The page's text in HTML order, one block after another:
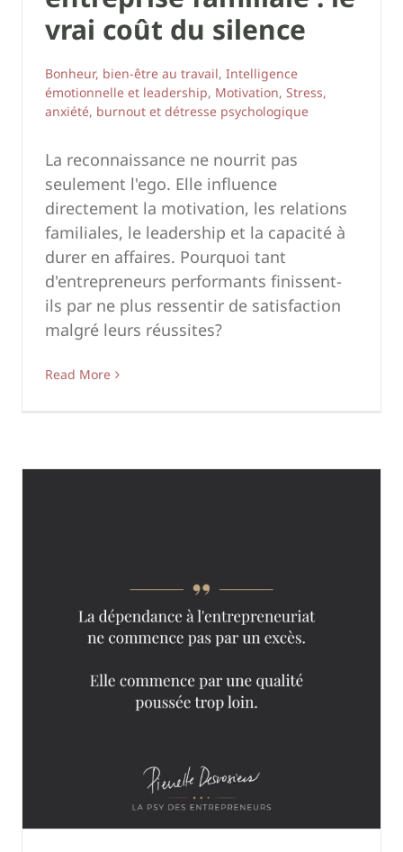
vrai coût du silence
Bonheur, bien-être au travail, Intelligence
émotionnelle et leadership, Motivation, Stress,
anxiété, burnout et détresse psychologique
La reconnaissance ne nourrit pas
seulement l'ego. Elle influence
directement la motivation, les relations
familiales, le leadership et la capacité à
durer en affaires. Pourquoi tant
d'entrepreneurs performants finissent-
ils par ne plus ressentir de satisfaction
malgré leurs réussites?
Read More